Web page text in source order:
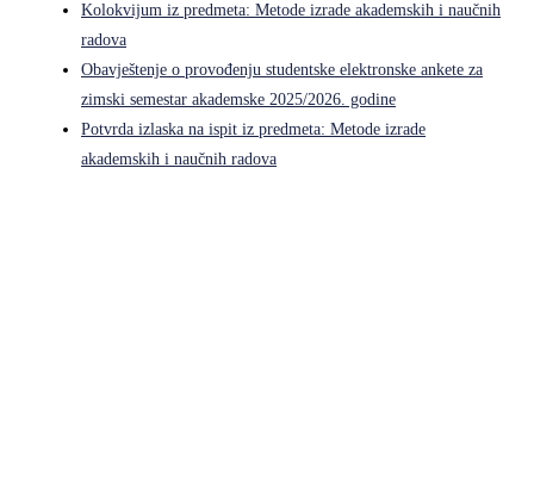
Kolokvijum iz predmeta: Metode izrade akademskih i naučnih
radova
Obavještenje o provođenju studentske elektronske ankete za
zimski semestar akademske 2025/2026. godine
Potvrda izlaska na ispit iz predmeta: Metode izrade
akademskih i naučnih radova